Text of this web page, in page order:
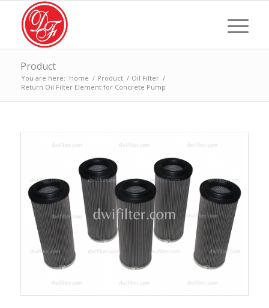
Product
You are here: Home / Product / Oil Filter /
Return Oil Filter Element for Concrete Pump